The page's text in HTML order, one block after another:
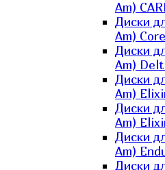
Am)
Диски
Am) Core
Диски
Am)
Диски
Am)
Диски
Am)
Диски
Am)
Диски